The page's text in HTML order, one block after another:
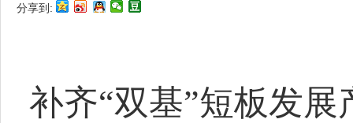
分享到:
补齐“双基”短板发